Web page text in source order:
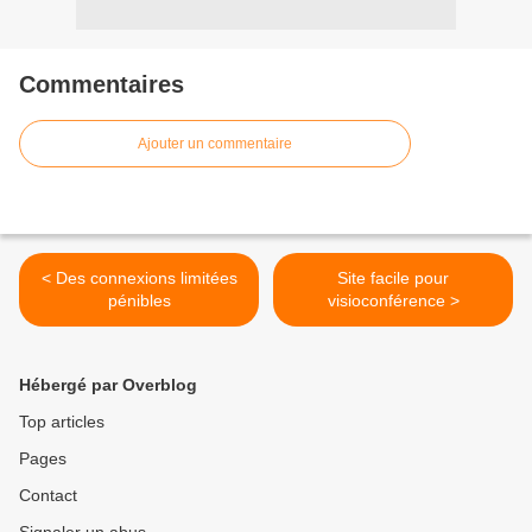
Commentaires
Ajouter un commentaire
< Des connexions limitées
pénibles
Site facile pour
visioconférence >
Hébergé par Overblog
Top articles
Pages
Contact